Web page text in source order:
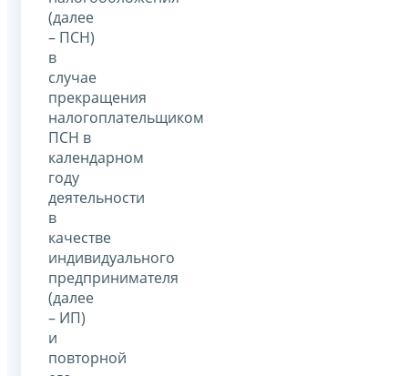
(далее
– ПСН)
в
случае
прекращения
налогоплательщиком
ПСН в
календарном
году
деятельности
в
качестве
индивидуального
предпринимателя
(далее
– ИП)
и
повторной